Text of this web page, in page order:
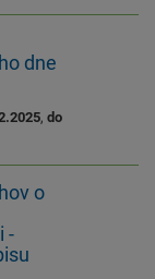
dne
, do
o
-